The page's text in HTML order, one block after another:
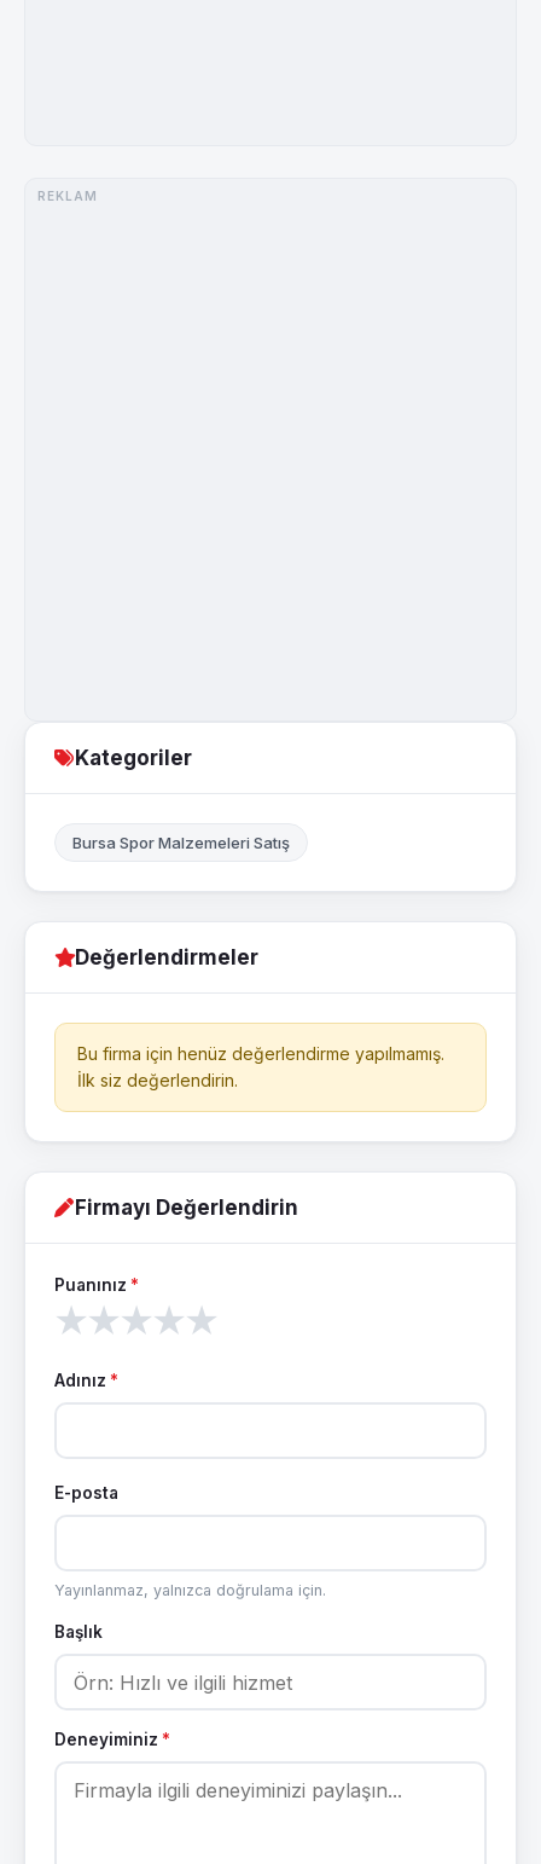
Kategoriler
Bursa Spor Malzemeleri Satış
Değerlendirmeler
Bu firma için henüz değerlendirme yapılmamış.
İlk siz değerlendirin.
Firmayı Değerlendirin
Puanınız *
★
★
★
★
★
Adınız *
E-posta
Yayınlanmaz, yalnızca doğrulama için.
Başlık
Deneyiminiz *